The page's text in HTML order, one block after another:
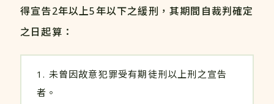
得宣告2年以上5年以下之緩刑，其期間自裁判確定
之日起算：
未曾因故意犯罪受有期徒刑以上刑之宣告
者。